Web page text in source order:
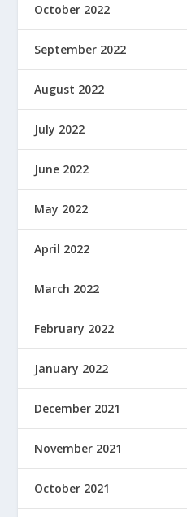
October 2022
September 2022
August 2022
July 2022
June 2022
May 2022
April 2022
March 2022
February 2022
January 2022
December 2021
November 2021
October 2021